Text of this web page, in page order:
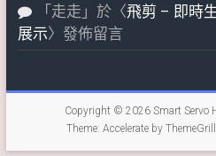
「 走走 」於〈飛剪 – 即時
展示〉發佈留言
Copyright © 2026Smart Servo
Theme: Accelerateby